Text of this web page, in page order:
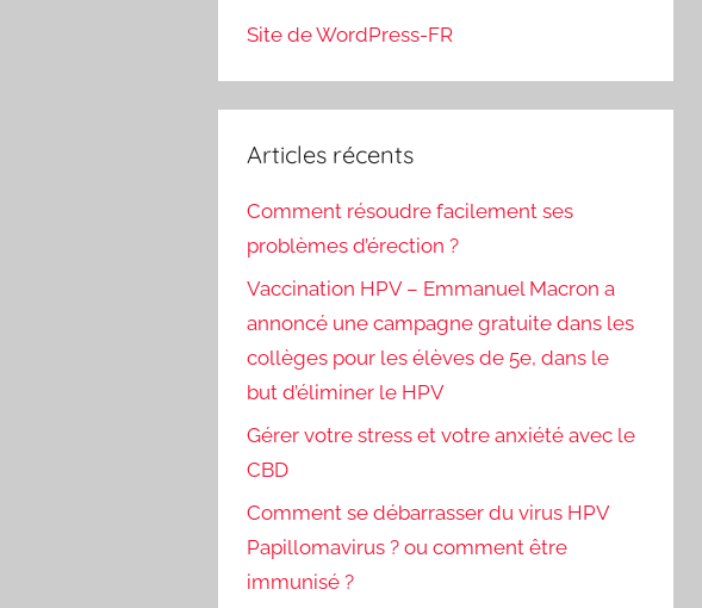
Site de WordPress-FR
Articles récents
Comment résoudre facilement ses
problèmes d’érection ?
Vaccination HPV – Emmanuel Macron a
annoncé une campagne gratuite dans les
collèges pour les élèves de 5e, dans le
but d’éliminer le HPV
Gérer votre stress et votre anxiété avec le
CBD
Comment se débarrasser du virus HPV
Papillomavirus ? ou comment être
immunisé ?